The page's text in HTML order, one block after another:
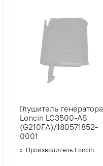
Глушитель генератора
Loncin LC3500-AS
(G210FA)/180571852-
0001
Производитель:Loncin